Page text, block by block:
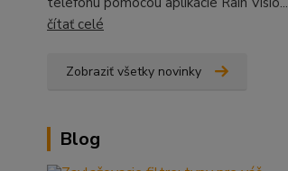
čítať celé
Zobraziť všetky novinky
Blog